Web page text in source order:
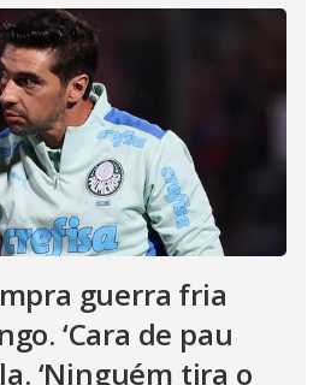
guerra fria
‘Cara de pau
‘Ninguém tira o